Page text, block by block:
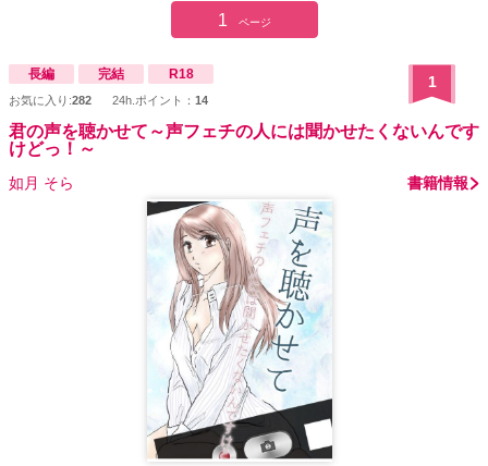
1 ページ
長編 完結 R18
お気に入り:282 24h.ポイント： 14
1
君の声を聴かせて～声フェチの人には聞かせたくないんです
けどっ！～
如月 そら 書籍情報